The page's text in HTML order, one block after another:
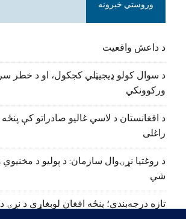
وروستي خبرونه
د داعش واقعیت
د سوال کولو ډیجیټلي کجکول، او د خطر
ورکوونکي
د افغانستان د لاسي غالیو صادراتو کې پنځه
راغلی
د روغتیا نړۍوال سازمان: د پولیو د
شي
تازه درجه‌بندي؛ پنځه افغان لوبغاړي د